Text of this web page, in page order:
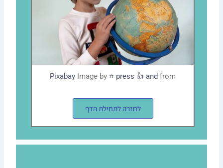
Image by press 👍 and ⭐ from
Pixabay
לחזרה לתחילת הדף